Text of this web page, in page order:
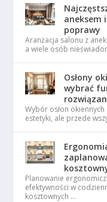
aneksem
poprawy
Aranżacja salonu z
a wiele osób
Osłony
wybrać
Wybór osłon
estetyki, ale przede
Planowanie
efektywności w
kosztownych …